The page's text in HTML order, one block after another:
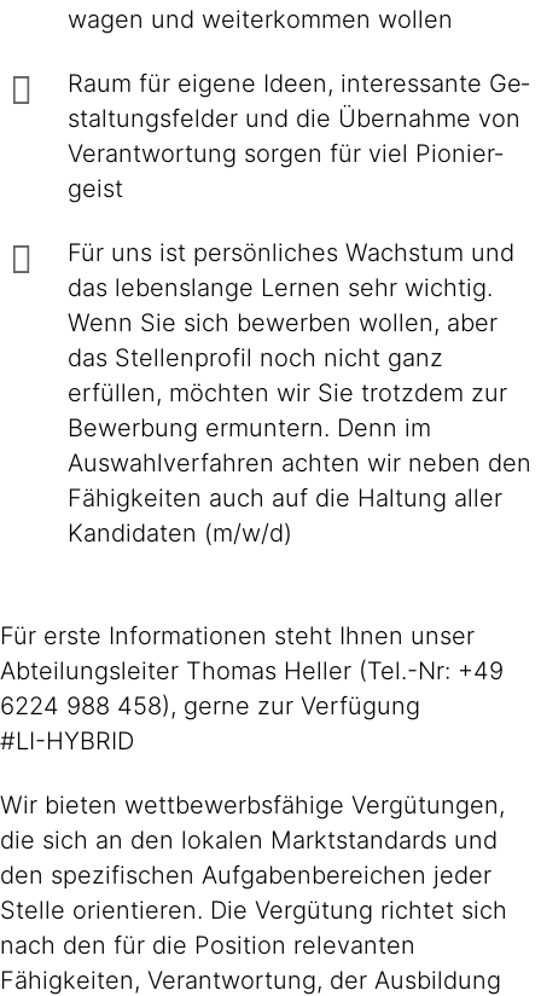
wagen und weiter­kommen wollen
Raum für eigene Ideen, inte­res­sante Ge­
stal­tungs­felder und die Über­nahme von
Ver­ant­wor­tung sorgen für viel Pionier­
geist
Für uns ist persönliches Wachstum und
das lebenslange Lernen sehr wichtig.
Wenn Sie sich bewerben wollen, aber
das Stellenprofil noch nicht ganz
erfüllen, möchten wir Sie trotzdem zur
Bewerbung ermuntern. Denn im
Auswahlverfahren achten wir neben den
Fähigkeiten auch auf die Haltung aller
Kandidaten (m/w/d)
Für erste Informationen steht Ihnen unser
Abteilungsleiter Thomas Heller (Tel.-Nr: +49
6224 988 458), gerne zur Verfügung
#LI-HYBRID
Wir bieten wettbewerbsfähige Vergütungen,
die sich an den lokalen Marktstandards und
den spezifischen Aufgabenbereichen jeder
Stelle orientieren. Die Vergütung richtet sich
nach den für die Position relevanten
Fähigkeiten, Verantwortung, der Ausbildung